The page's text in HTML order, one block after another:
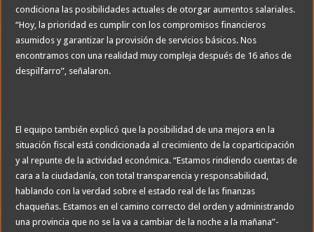
condiciona las posibilidades actuales de otorgar aumentos salariales.
“Hoy, la prioridad es cumplir con los compromisos financieros
asumidos y garantizar la provisión de servicios básicos. Nos
encontramos con una realidad muy compleja después de 16 años de
despilfarro”, señalaron.
El equipo también explicó que la posibilidad de una mejora en la
situación fiscal está condicionada al crecimiento de la coparticipación
y al repunte de la actividad económica. “Estamos rindiendo cuentas de
cara a la ciudadanía, con total transparencia y responsabilidad,
hablando con la verdad sobre el estado real de las finanzas
chaqueñas. Estamos en el camino correcto del orden y administrando
una provincia que no se la va a cambiar de la noche a la mañana”-